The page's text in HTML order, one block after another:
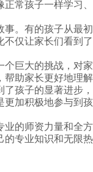
常孩子一样学习
。有的孩子从最
仅让家长们看到
巨大的挑战，对
助家长更好地理
孩子的显著进步
加积极地参与到
的师资力量和全
专业知识和无限